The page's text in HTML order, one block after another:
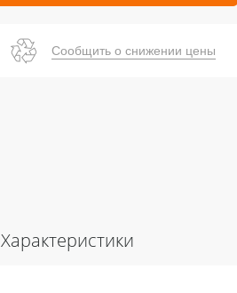
Сообщить о снижении цены
Характеристики